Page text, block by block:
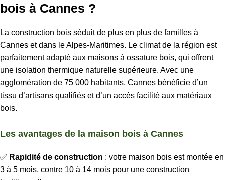
bois à Cannes ?
La construction bois séduit de plus en plus de familles à
Cannes et dans le Alpes-Maritimes. Le climat de la région est
parfaitement adapté aux maisons à ossature bois, qui offrent
une isolation thermique naturelle supérieure. Avec une
agglomération de 75 000 habitants, Cannes bénéficie d’un
tissu d’artisans qualifiés et d’un accès facilité aux matériaux
bois.
Les avantages de la maison bois à Cannes
✅ Rapidité de construction : votre maison bois est montée en
3 à 5 mois, contre 10 à 14 mois pour une construction